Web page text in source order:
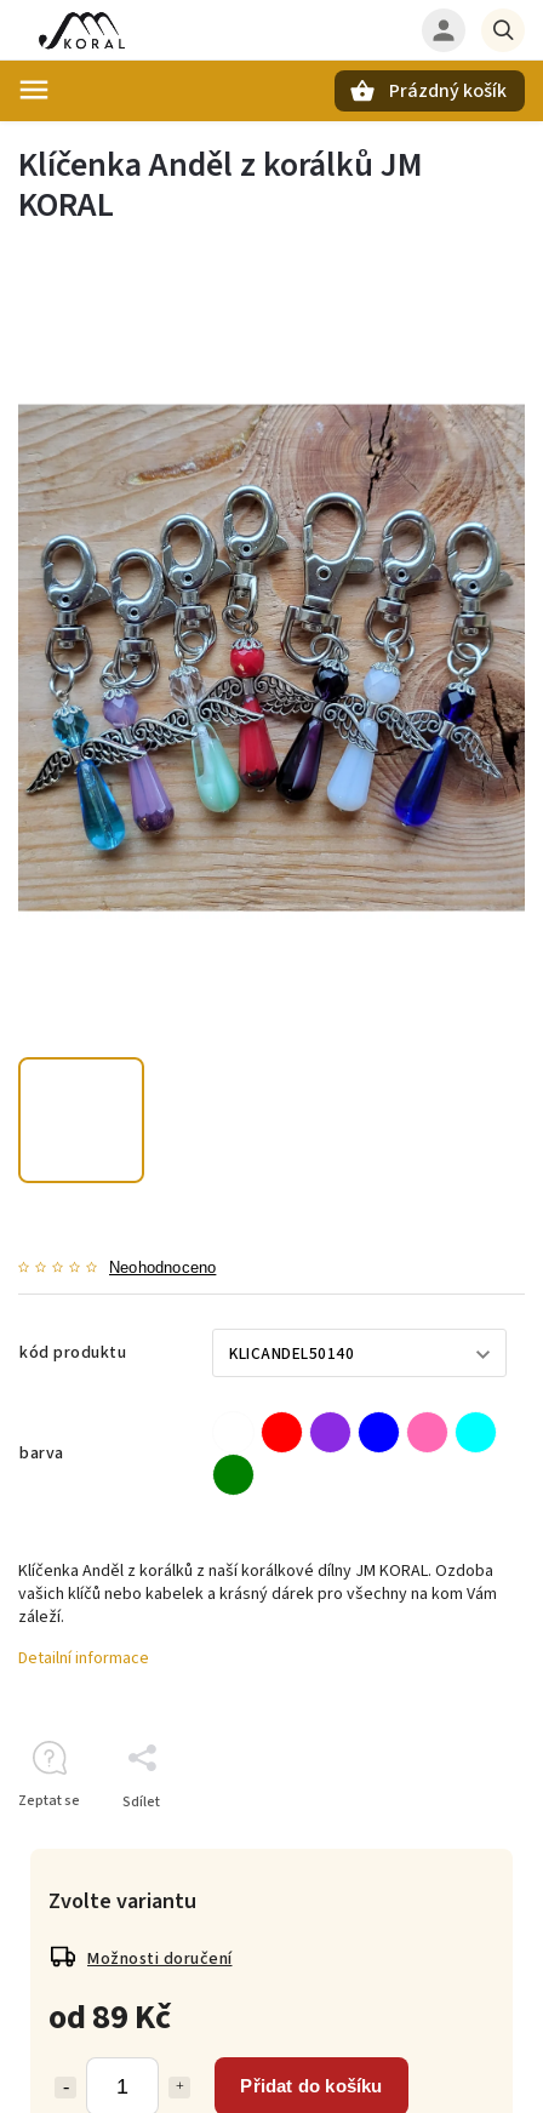
Prázdný košík
Klíčenka Anděl z korálků JM
KORAL
Neohodnoceno
kód produktu
barva
od89 Kč
Přidat do košíku
Zvolte variantu
Možnosti doručení
Klíčenka Anděl z korálků z naší korálkové dílny JM KORAL. Ozdoba
vašich klíčů nebo kabelek a krásný dárek pro všechny na kom Vám
záleží.
Detailní informace
Zeptat se Sdílet